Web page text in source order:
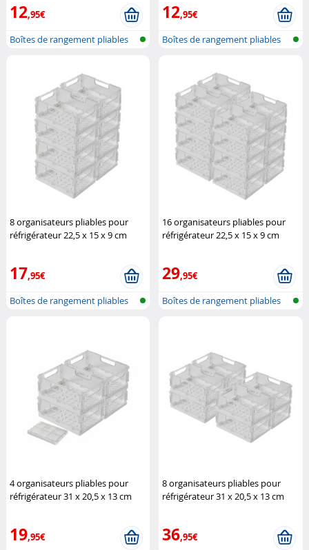
12,95€
Boîtes de rangement pliables
12,95€
Boîtes de rangement pliables
8 organisateurs pliables pour
réfrigérateur 22,5 x 15 x 9 cm
17,95€
Boîtes de rangement pliables
16 organisateurs pliables pour
réfrigérateur 22,5 x 15 x 9 cm
29,95€
Boîtes de rangement pliables
4 organisateurs pliables pour
réfrigérateur 31 x 20,5 x 13 cm
19,95€
8 organisateurs pliables pour
réfrigérateur 31 x 20,5 x 13 cm
36,95€